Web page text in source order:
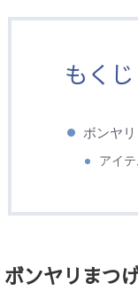
もくじ
ボンヤ
アイ
ボンヤリまつ